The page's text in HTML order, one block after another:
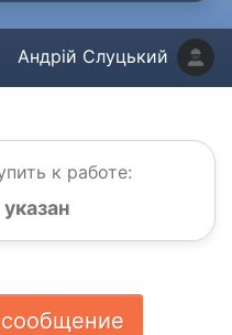
Андрій Слуцький
к работе: